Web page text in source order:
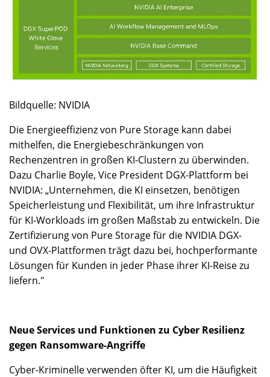
Bildquelle: NVIDIA
Die Energieeffizienz von Pure Storage kann dabei
mithelfen, die Energiebeschränkungen von
Rechenzentren in großen KI-Clustern zu überwinden.
Dazu Charlie Boyle, Vice President DGX-Plattform bei
NVIDIA: „Unternehmen, die KI einsetzen, benötigen
Speicherleistung und Flexibilität, um ihre Infrastruktur
für KI-Workloads im großen Maßstab zu entwickeln. Die
Zertifizierung von Pure Storage für die NVIDIA DGX-
und OVX-Plattformen trägt dazu bei, hochperformante
Lösungen für Kunden in jeder Phase ihrer KI-Reise zu
liefern."
Neue Services und Funktionen zu Cyber Resilienz
gegen Ransomware-Angriffe
Cyber-Kriminelle verwenden öfter KI, um die Häufigkeit